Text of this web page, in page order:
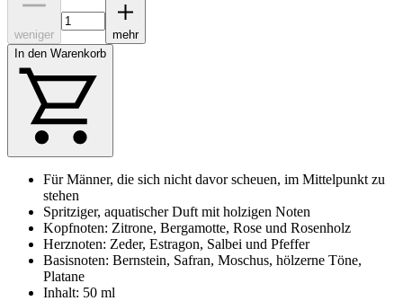
weniger
mehr
In den Warenkorb
Für Männer, die sich nicht davor scheuen, im Mittelpunkt zu
stehen
Spritziger, aquatischer Duft mit holzigen Noten
Kopfnoten: Zitrone, Bergamotte, Rose und Rosenholz
Herznoten: Zeder, Estragon, Salbei und Pfeffer
Basisnoten: Bernstein, Safran, Moschus, hölzerne Töne,
Platane
Inhalt: 50 ml